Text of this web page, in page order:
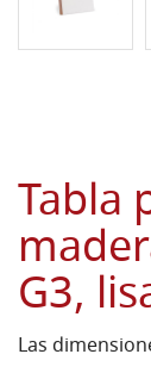
Tabla
G3,
Las